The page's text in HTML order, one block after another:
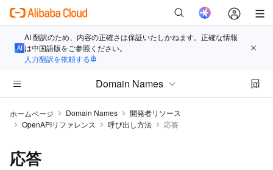
AI 翻訳のため、内容の正確さは保証いたしかねます。正確な情報
は中国語版をご参照ください。
人力翻訳を依頼する
Domain Names
ホームページ Domain Names
開発者リソース
OpenAPIリファレンス
呼び出し方法 応答
応答